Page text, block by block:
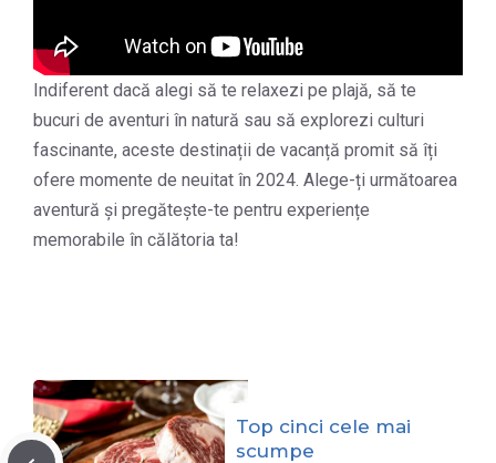
Indiferent dacă alegi să te relaxezi pe plajă, să te
bucuri de aventuri în natură sau să explorezi culturi
fascinante, aceste destinații de vacanță promit să îți
ofere momente de neuitat în 2024. Alege-ți următoarea
aventură și pregătește-te pentru experiențe
memorabile în călătoria ta!
Top cinci cele mai
scumpe